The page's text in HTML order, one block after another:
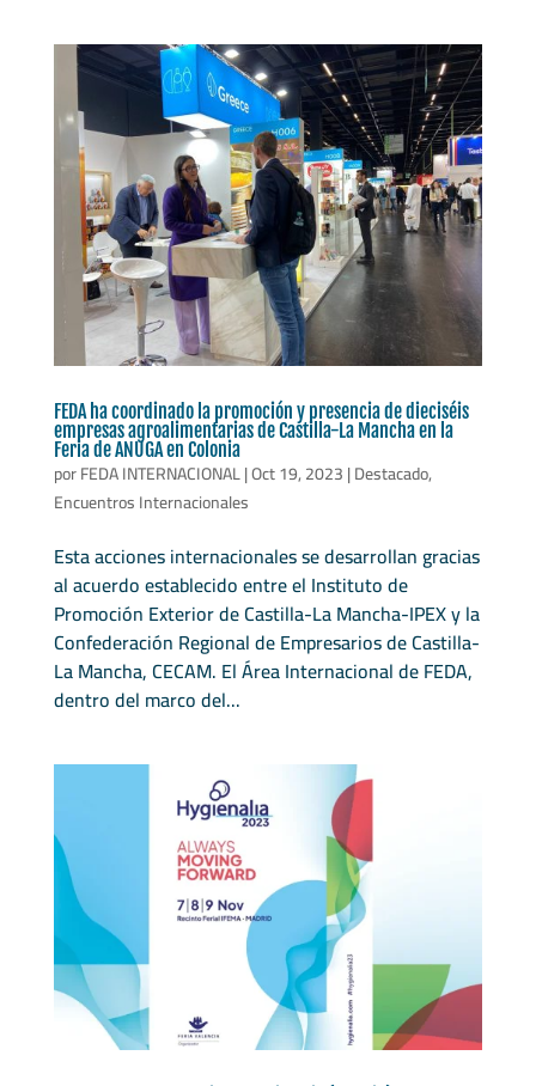
FEDA ha coordinado la promoción y presencia de dieciséis
empresas agroalimentarias de Castilla-La Mancha en la
Feria de ANUGA en Colonia
porFEDA INTERNACIONAL|Oct 19, 2023|Destacado,
Encuentros Internacionales
Esta acciones internacionales se desarrollan gracias
al acuerdo establecido entre el Instituto de
Promoción Exterior de Castilla-La Mancha-IPEX y la
Confederación Regional de Empresarios de Castilla-
La Mancha, CECAM. El Área Internacional de FEDA,
dentro del marco del...